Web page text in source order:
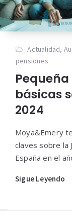
Actualidad,
pensiones
básicas
2024
Moya&Emery
claves sobre la
España en el
Sigue Leyendo